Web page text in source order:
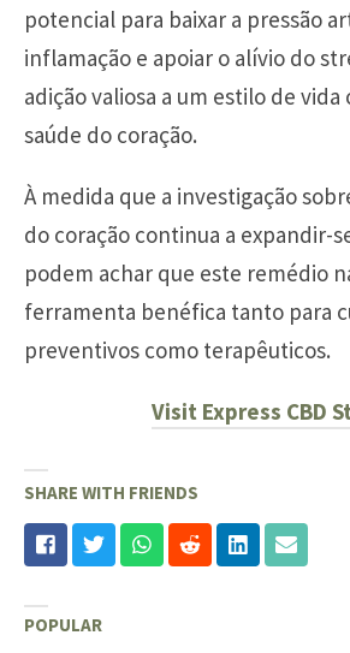
potencial para baixar a pressão
inflamação e apoiar o alívio do
adição valiosa a um estilo de
saúde do coração.
À medida que a investigação
do coração continua a expandir-
podem achar que este remédio
ferramenta benéfica tanto para
preventivos como terapêuticos.
Visit Express CBD
SHARE WITH FRIENDS
POPULAR